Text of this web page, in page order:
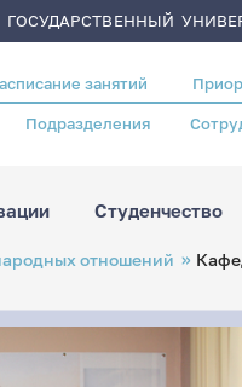
занятий
Подразделения
Студенчество
отношений